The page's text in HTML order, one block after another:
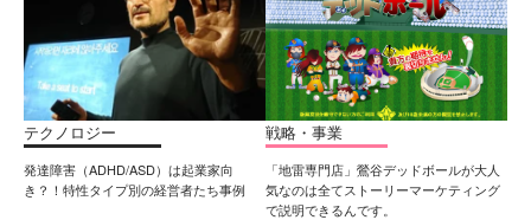
テクノロジー
発達障害（ADHD/ASD）は起業家向
き？！特性タイプ別の経営者たち事例
戦略・事業
「地雷専門店」鶯谷デッドボールが大人
気なのは全てストーリーマーケティング
で説明できるんです。